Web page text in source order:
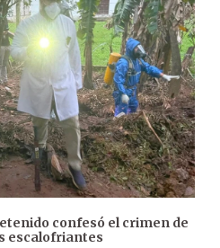
confesó el crimen de
escalofriantes